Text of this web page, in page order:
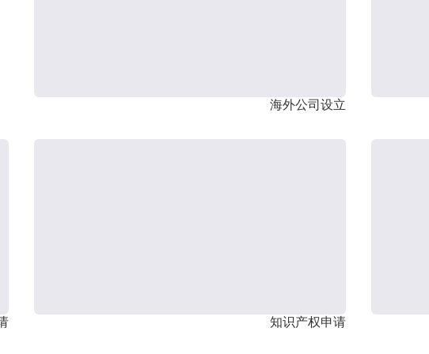
海外公司设立
知识产权申请